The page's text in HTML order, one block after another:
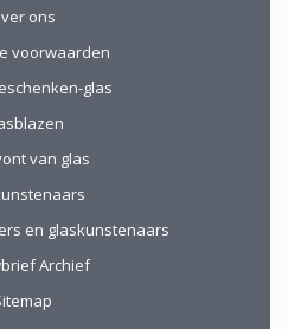
ons
voorwaarden
glas
van glas
en glaskunstenaars
Archief